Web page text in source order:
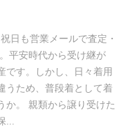
日も営業メールで査定・
平安時代から受け継が
です。しかし、日々着用
うため、普段着として着
か。 親類から譲り受けた